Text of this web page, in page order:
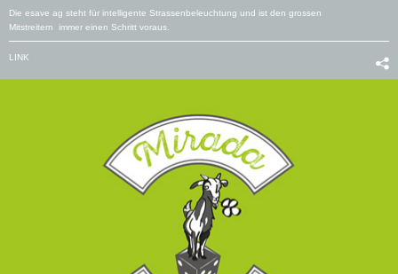
Die esave ag steht für intelligente Strassenbeleuchtung und ist den grossen
Mitstreitern immer einen Schritt voraus.
LINK